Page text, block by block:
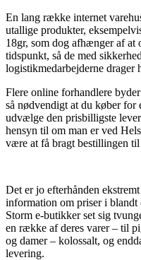
En lang række internet
utallige produkter,
18gr, som dog afhænger af at
tidspunkt, så de med
logistikmedarbejderne drager
Flere online forhandlere
så nødvendigt at du køber for
udvælge den prisbilligste
hensyn til om man er ved
være at få bragt bestillingen til
Det er jo efterhånden
information om priser i blandt
Storm e-butikker set sig
en række af deres varer – til
og damer – kolossalt, og
levering.